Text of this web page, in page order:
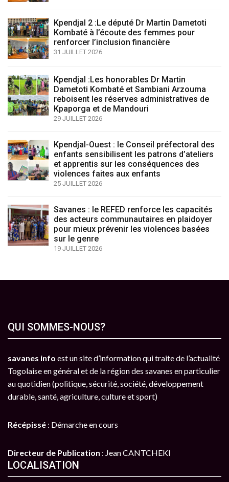
Kpendjal 2 :Le député Dr Martin Dametoti
Kombaté à l’écoute des femmes pour
renforcer l’inclusion financière
31 JUILLET 2026
Kpendjal :Les honorables Dr Martin
Dametoti Kombaté et Sambiani Arzouma
reboisent les réserves administratives de
Kpaporga et de Mandouri
29 JUILLET 2026
Kpendjal-Ouest : le Conseil préfectoral des
enfants sensibilisent les patrons d’ateliers
et apprentis sur les conséquences des
violences faites aux enfants
25 JUILLET 2026
Savanes : le REFED renforce les capacités
des acteurs communautaires en plaidoyer
pour mieux prévenir les violences basées
sur le genre
19 JUILLET 2026
QUI SOMMES-NOUS?
savanes info est un site d’information qui traite de l’actualité
Togolaise en général et de la région des savanes en particulier
au quotidien (politique, sécurité, société, développement
durable, santé, agriculture, culture et sport)
Récépissé : Démarche en cours
Directeur de Publication : Jean CANTCHEKI
LOCALISATION